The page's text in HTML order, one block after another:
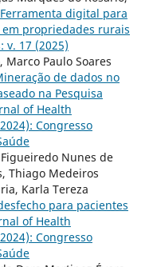
Ferramenta digital para
propriedades rurais
v. 17 (2025)
Paulo Soares
de dados no
na Pesquisa
of Health
Congresso
Nunes de
Thiago Medeiros
Karla Tereza
para pacientes
of Health
Congresso